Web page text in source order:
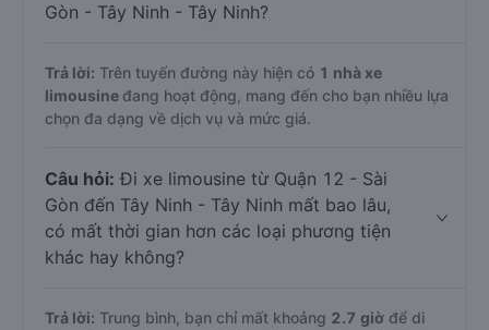
Gòn - Tây Ninh - Tây Ninh?
Trả lời: Trên tuyến đường này hiện có 1 nhà xe
limousine đang hoạt động, mang đến cho bạn nhiều lựa
chọn đa dạng về dịch vụ và mức giá.
Câu hỏi: Đi xe limousine từ Quận 12 - Sài
Gòn đến Tây Ninh - Tây Ninh mất bao lâu,
có mất thời gian hơn các loại phương tiện
khác hay không?
Trả lời: Trung bình, bạn chỉ mất khoảng 2.7 giờ để di